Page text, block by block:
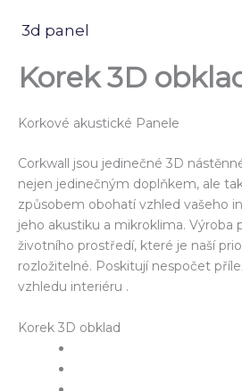
3d panel
Korek 3D
Korkové akustické Panele
Corkwall jsou jedinečné 3D
nejen jedinečným doplňkem, ale
způsobem obohatí vzhled vašeho
jeho akustiku a mikroklima. Výroba
životního prostředí, které je naší
rozložitelné. Poskitují nespočet
vzhledu interiéru .
Korek 3D obklad